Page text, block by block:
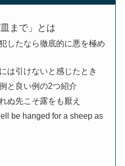
まで」とは
したなら徹底的に悪を極め
は引けないと感じたとき
と良い例の2つ紹介
ぬ先こそ露をも厭え
be hanged for a sheep as